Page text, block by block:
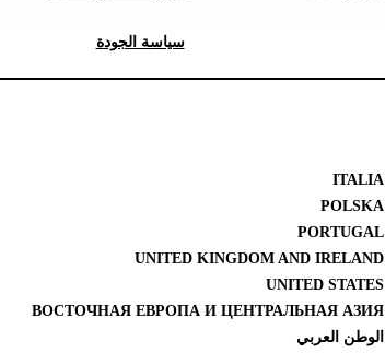
سياسة الجودة
ITALIA
POLSKA
PORTUGAL
UNITED KINGDOM AND IRELAND
UNITED STATES
ВОСТОЧНАЯ ЕВРОПА И ЦЕНТРАЛЬНАЯ АЗИЯ
الوطن العربي